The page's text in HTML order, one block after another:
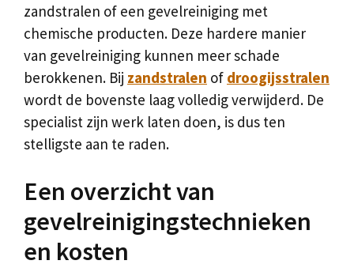
zandstralen of een gevelreiniging met
chemische producten. Deze hardere manier
van gevelreiniging kunnen meer schade
berokkenen. Bij zandstralen of droogijsstralen
wordt de bovenste laag volledig verwijderd. De
specialist zijn werk laten doen, is dus ten
stelligste aan te raden.
Een overzicht van
gevelreinigingstechnieken
en kosten